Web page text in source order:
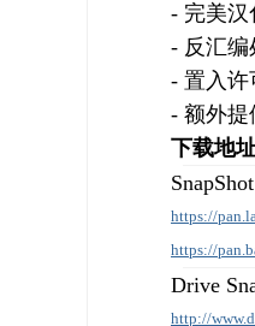
- 完美汉
- 反汇编
- 置入许
- 额外提
下载地
https://
https://
Drive
http://